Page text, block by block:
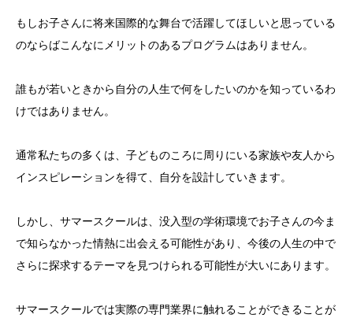
もしお子さんに将来国際的な舞台で活躍してほしいと思っている
のならばこんなにメリットのあるプログラムはありません。
誰もが若いときから自分の人生で何をしたいのかを知っているわ
けではありません。
通常私たちの多くは、子どものころに周りにいる家族や友人から
インスピレーションを得て、自分を設計していきます。
しかし、サマースクールは、没入型の学術環境でお子さんの今ま
で知らなかった情熱に出会える可能性があり、今後の人生の中で
さらに探求するテーマを見つけられる可能性が大いにあります。
サマースクールでは実際の専門業界に触れることができることが